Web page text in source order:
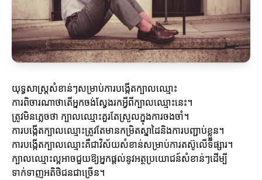
យុទ្ធសាស្ត្រសំខាន់ៗសម្រាប់ការបង្កើតក្បាលឈ្មោះ
ការពិចារណាថាតើអ្នកចង់ស្វែងរកអ្វីពីក្បាលឈ្មោះនេះ។
ត្រូវមិនភ្លេចថា ក្បាលឈ្មោះគួរតែស្រួលក្នុងការចងចាំ។
ការបង្កើតក្បាលឈ្មោះត្រូវតែមានកម្រិតស្នាដៃនិងការបញ្ជាប់ខ្លួន។
ការបង្កើតក្បាលឈ្មោះគឺជា​វិស័យសំខាន់សម្រាប់ការតស៊ូលើទីផ្សារ។
ក្បាលឈ្មោះល្អអាចជួយឱ្យអ្នកផ្តល់នូវអត្ថប្រយោជន៍សំខាន់ៗដើម្បី
ទាក់ទាញអតិថិជនជាច្រើន។